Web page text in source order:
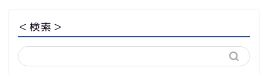
＜検索＞